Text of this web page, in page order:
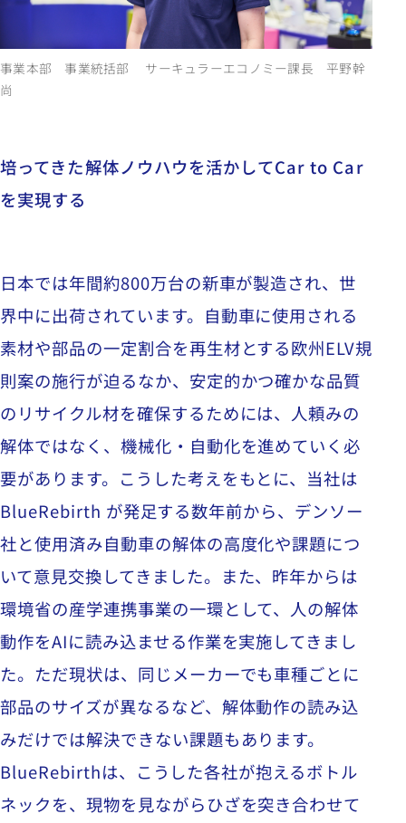
事業本部 事業統括部 サーキュラーエコノミー課長 平野幹
尚
培ってきた解体ノウハウを活かしてCar to Car
を実現する
日本では年間約800万台の新車が製造され、世
界中に出荷されています。自動車に使用される
素材や部品の一定割合を再生材とする欧州ELV規
則案の施行が迫るなか、安定的かつ確かな品質
のリサイクル材を確保するためには、人頼みの
解体ではなく、機械化・自動化を進めていく必
要があります。こうした考えをもとに、当社は
BlueRebirth が発足する数年前から、デンソー
社と使用済み自動車の解体の高度化や課題につ
いて意見交換してきました。また、昨年からは
環境省の産学連携事業の一環として、人の解体
動作をAIに読み込ませる作業を実施してきまし
た。ただ現状は、同じメーカーでも車種ごとに
部品のサイズが異なるなど、解体動作の読み込
みだけでは解決できない課題もあります。
BlueRebirthは、こうした各社が抱えるボトル
ネックを、現物を見ながらひざを突き合わせて